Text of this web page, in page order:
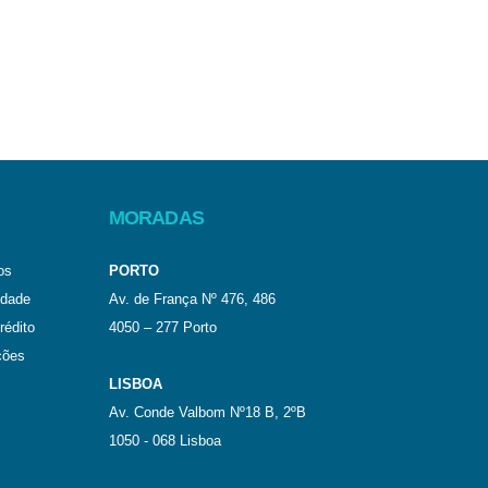
MORADAS
PORTO
Av. de França Nº 476, 486
4050 – 277 Porto
LISBOA
Av. Conde Valbom Nº18 B, 2ºB
1050 - 068 Lisboa